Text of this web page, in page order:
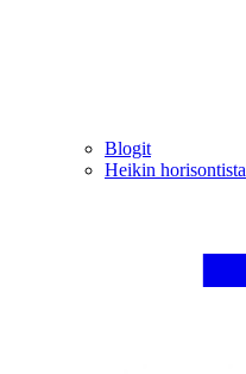
Blogit
Heikin horisontista